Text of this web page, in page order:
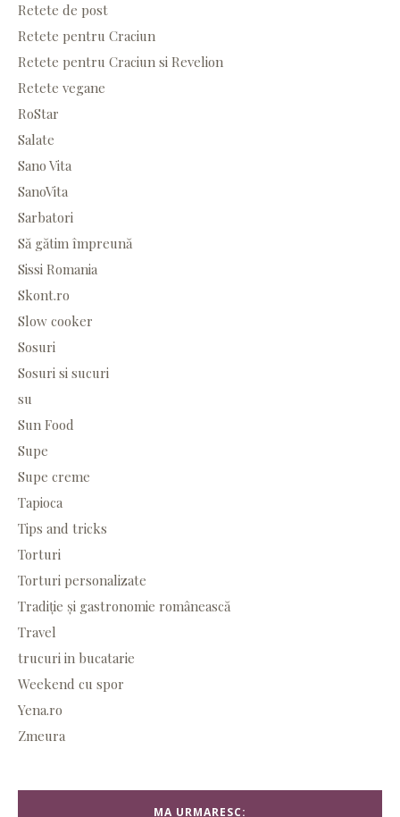
Retete de post
Retete pentru Craciun
Retete pentru Craciun si Revelion
Retete vegane
RoStar
Salate
Sano Vita
SanoVita
Sarbatori
Să gătim împreună
Sissi Romania
Skont.ro
Slow cooker
Sosuri
Sosuri si sucuri
su
Sun Food
Supe
Supe creme
Tapioca
Tips and tricks
Torturi
Torturi personalizate
Tradiție și gastronomie românească
Travel
trucuri in bucatarie
Weekend cu spor
Yena.ro
Zmeura
MA URMARESC: